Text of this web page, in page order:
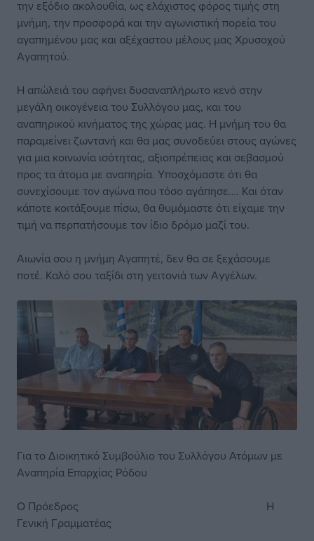
την εξόδιο ακολουθία, ως ελάχιστος φόρος τιμής στη
μνήμη, την προσφορά και την αγωνιστική πορεία του
αγαπημένου μας και αξέχαστου μέλους μας Χρυσοχού
Αγαπητού.
Η απώλειά του αφήνει δυσαναπλήρωτο κενό στην
μεγάλη οικογένεια του Συλλόγου μας, και του
αναπηρικού κινήματος της χώρας μας. Η μνήμη του θα
παραμείνει ζωντανή και θα μας συνοδεύει στους αγώνες
για μια κοινωνία ισότητας, αξιοπρέπειας και σεβασμού
προς τα άτομα με αναπηρία. Υποσχόμαστε ότι θα
συνεχίσουμε τον αγώνα που τόσο αγάπησε…. Και όταν
κάποτε κοιτάξουμε πίσω, θα θυμόμαστε ότι είχαμε την
τιμή να περπατήσουμε τον ίδιο δρόμο μαζί του.
Αιωνία σου η μνήμη Αγαπητέ, δεν θα σε ξεχάσουμε
ποτέ. Καλό σου ταξίδι στη γειτονιά των Αγγέλων.
Για το Διοικητικό Συμβούλιο του Συλλόγου Ατόμων με
Αναπηρία Επαρχίας Ρόδου
Ο Πρόεδρος Η
Γενική Γραμματέας